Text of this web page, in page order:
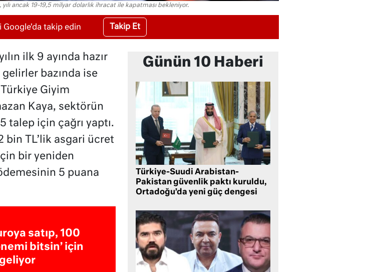
ancak 19-19,5 milyar dolarlık ihracat ile kapatması bekleniyor.
Google'da takip edin Takip Et
ilk 9 ayında hazır
bazında ise
Giyim
Kaya, sektörün
talep için çağrı yaptı.
bin TL’lik asgari ücret
bir yeniden
5 puana
satıp, 100
bitsin’ için
Günün 10 Haberi
Türkiye-Suudi Arabistan-
Pakistan güvenlik paktı kuruldu,
Ortadoğu’da yeni güç dengesi